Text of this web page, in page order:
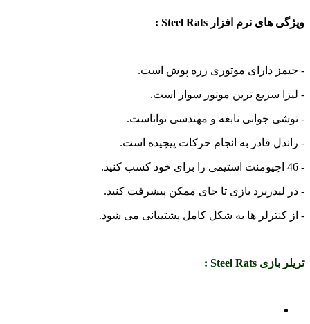
ویژگی های نرم افزار Steel Rats :
- جیمز دارای موتوری زره پوش است.
- لیزا سریع ترین موتور سوار است.
- توشی جوانی نابغه و مهندسی تواناست.
- راندل قادر به انجام حرکات پیچیده است.
- 46 اچیومنت استیمی را برای خود کسب کنید.
- در لیدربرد بازی تا جای ممکن پیشرفت کنید.
- از کنترلر ها به شکل کامل پشتیبانی می شود.
تریلر بازی Steel Rats :